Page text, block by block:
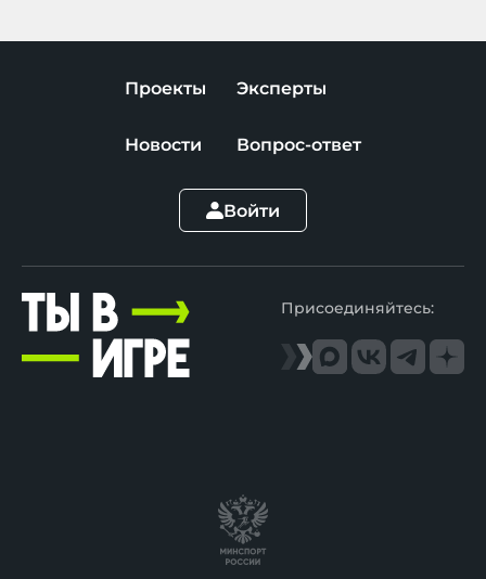
Проекты Эксперты
Новости Вопрос-ответ
Войти
Присоединяйтесь: